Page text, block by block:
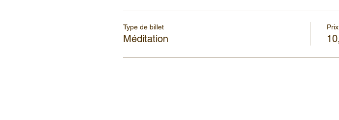
Type de billet
Méditation
Prix